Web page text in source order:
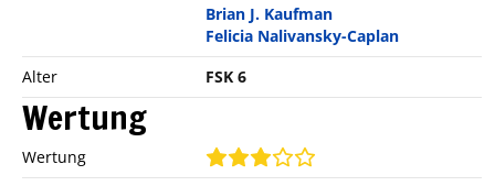
Brian J. Kaufman
Felicia Nalivansky-Caplan
Alter
FSK 6
Wertung
Wertung